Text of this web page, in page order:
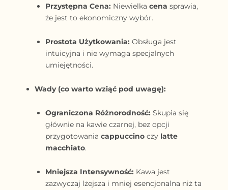
Przystępna Cena: Niewielka cena sprawia,
że jest to ekonomiczny wybór.
Prostota Użytkowania: Obsługa jest
intuicyjna i nie wymaga specjalnych
umiejętności.
Wady (co warto wziąć pod uwagę):
Ograniczona Różnorodność: Skupia się
głównie na kawie czarnej, bez opcji
przygotowania cappuccino czy latte
macchiato.
Mniejsza Intensywność: Kawa jest
zazwyczaj lżejsza i mniej esencjonalna niż ta